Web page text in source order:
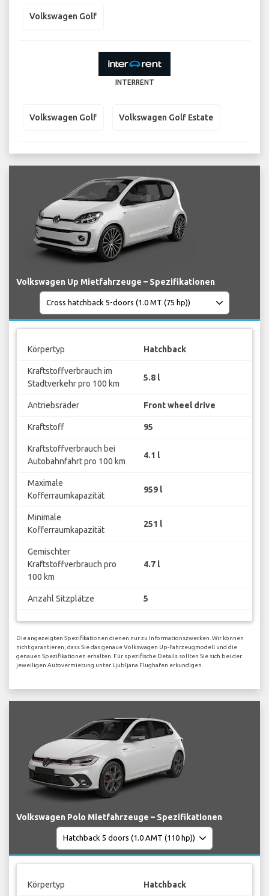
Volkswagen Golf
INTERRENT
Volkswagen Golf Volkswagen Golf Estate
Volkswagen Up Mietfahrzeuge – Spezifikationen
Körpertyp Hatchback
Kraftstoffverbrauch im
Stadtverkehr pro 100 km
5.8 l
Antriebsräder Front wheel drive
Kraftstoff 95
Kraftstoffverbrauch bei
Autobahnfahrt pro 100 km
4.1 l
Maximale
Kofferraumkapazität
959 l
Minimale
Kofferraumkapazität
251 l
Gemischter
Kraftstoffverbrauch pro
100 km
4.7 l
Anzahl Sitzplätze 5
Die angezeigten Spezifikationen dienen nur zu Informationszwecken. Wir können
nicht garantieren, dass Sie das genaue Volkswagen Up-Fahrzeugmodell und die
genauen Spezifikationen erhalten. Für spezifische Details sollten Sie sich bei der
jeweiligen Autovermietung unter Ljubljana Flughafen erkundigen.
Volkswagen Polo Mietfahrzeuge – Spezifikationen
Körpertyp Hatchback